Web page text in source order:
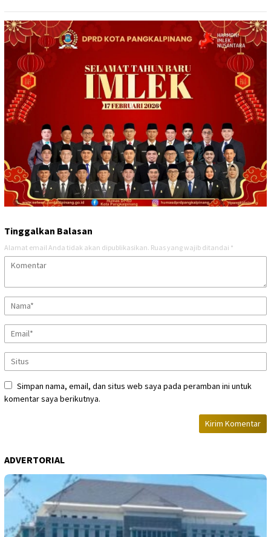
Tinggalkan Balasan
Alamat email Anda tidak akan dipublikasikan. Ruas yang wajib ditandai *
Simpan nama, email, dan situs web saya pada peramban ini untuk
komentar saya berikutnya.
ADVERTORIAL